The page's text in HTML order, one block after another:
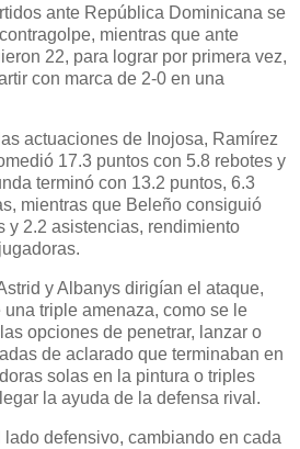
ante República Dominicana se
mientras que ante
22, para lograr por primera vez,
con marca de 2-0 en una
actuaciones de Inojosa, Ramírez
17.3 puntos con 5.8 rebotes y
terminó con 13.2 puntos, 6.3
mientras que Beleño consiguió
y 2.2 asistencias, rendimiento
y Albanys dirigían el ataque,
triple amenaza, como se le
opciones de penetrar, lanzar o
de aclarado que terminaban en
solas en la pintura o triples
la ayuda de la defensa rival.
defensivo, cambiando en cada